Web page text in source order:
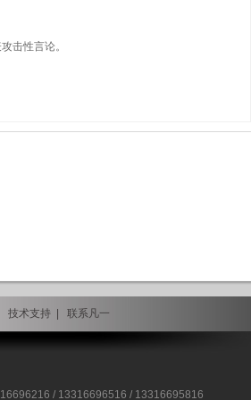
击性言论。
技术支持 联系凡一
/ 13316696516 / 13316695816